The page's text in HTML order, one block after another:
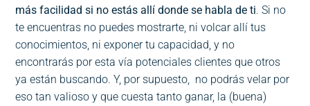
más facilidad si no estás allí donde se habla de ti. Si no
te encuentras no puedes mostrarte, ni volcar allí tus
conocimientos, ni exponer tu capacidad, y no
encontrarás por esta vía potenciales clientes que otros
ya están buscando. Y, por supuesto, no podrás velar por
eso tan valioso y que cuesta tanto ganar, la (buena)